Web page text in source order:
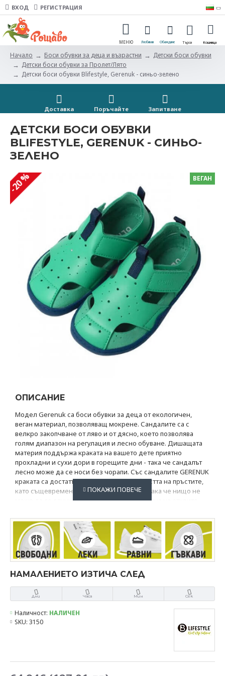
ВХОД РЕГИСТРАЦИЯ
Начало Боси обувки за деца и възрастни
Детски боси обувки
Детски боси обувки за Пролет/Лято
Детски боси обувки Blifestyle, Gerenuk - синьо-зелено
Доставка Поръчайте Запитванe
ДЕТСКИ БОСИ ОБУВКИ
BLIFESTYLE, GERENUK - СИНЬО-
ЗЕЛЕНО
ВЕГАН
-20 %
ОПИСАНИЕ
Модел Gerenuk са боси обувки за деца от eкологичен,
веган материал, позволяващ мокрене. Сандалите са с
велкро закопчване от ляво и от дясно, което позволява
голям диапазон на регулация и лесно обуване. Дишащата
материя поддържа краката на вашето дете приятно
прохладни и сухи дори в горещите дни - така че сандалът
лесно може да се носи без чорапи. Със сандалите GERENUK
краката са достатъчно проветрени и областта на пръстите,
като същевременно са добре защитени, така че нищо не
може да се случи докато детето играе и тича на открито.
Горната част с устойчива повърхност и гъвкавата подметка с
чудесно усещане - без повдогане на петата
Подходящи за: тесни, средни и умерено широки ходила -
голям диапазон на регулация на велкро захващането.
Не са подходящи за екстра широки ходила,
ограничения!
След намокряне оставете да изсъхнат напълно.
НАМАЛЕНИЕТО ИЗТИЧА СЛЕД
Дни Часа Мин Сек
Наличност: НАЛИЧЕН
SKU: 3150